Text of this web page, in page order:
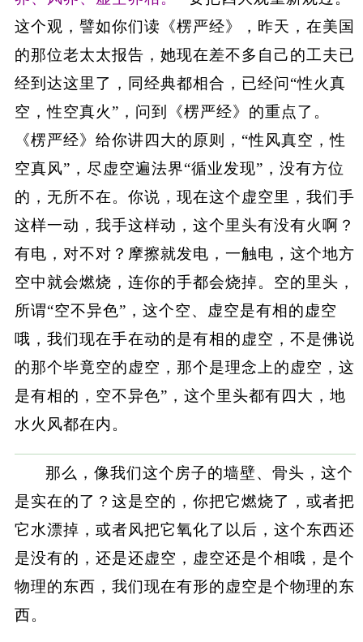
这个观，譬如你们读《楞严经》，昨天，在美国
的那位老太太报告，她现在差不多自己的工夫已
经到达这里了，同经典都相合，已经问“性火真
空，性空真火”，问到《楞严经》的重点了。
《楞严经》给你讲四大的原则，“性风真空，性
空真风”，尽虚空遍法界“循业发现”，没有方位
的，无所不在。你说，现在这个虚空里，我们手
这样一动，我手这样动，这个里头有没有火啊？
有电，对不对？摩擦就发电，一触电，这个地方
空中就会燃烧，连你的手都会烧掉。空的里头，
所谓“空不异色”，这个空、虚空是有相的虚空
哦，我们现在手在动的是有相的虚空，不是佛说
的那个毕竟空的虚空，那个是理念上的虚空，这
是有相的，空不异色”，这个里头都有四大，地
水火风都在内。
那么，像我们这个房子的墙壁、骨头，这个
是实在的了？这是空的，你把它燃烧了，或者把
它水漂掉，或者风把它氧化了以后，这个东西还
是没有的，还是还虚空，虚空还是个相哦，是个
物理的东西，我们现在有形的虚空是个物理的东
西。